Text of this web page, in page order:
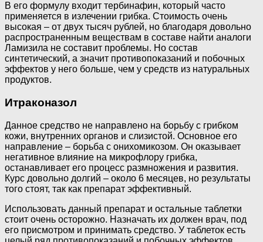
В его формулу входит тербинафин, который часто
применяется в излечении грибка. Стоимость очень
высокая – от двух тысяч рублей, но благодаря довольно
распространенным веществам в составе найти аналоги
Ламизила не составит проблемы. Но состав
синтетический, а значит противопоказаний и побочных
эффектов у него больше, чем у средств из натуральных
продуктов.
Итраконазол
Данное средство не направлено на борьбу с грибком
кожи, внутренних органов и слизистой. Основное его
направление – борьба с онихомикозом. Он оказывает
негативное влияние на микрофлору грибка,
останавливает его процесс размножения и развития.
Курс довольно долгий – около 6 месяцев, но результаты
того стоят, так как препарат эффективный.
Использовать данный препарат и остальные таблетки
стоит очень осторожно. Назначать их должен врач, под
его присмотром и принимать средство. У таблеток есть